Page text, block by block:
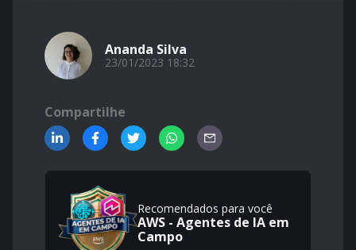
Ananda Silva
23/01/2023 18:32
Compartilhe
Recomendados para você
AWS - Agentes de IA em
Campo